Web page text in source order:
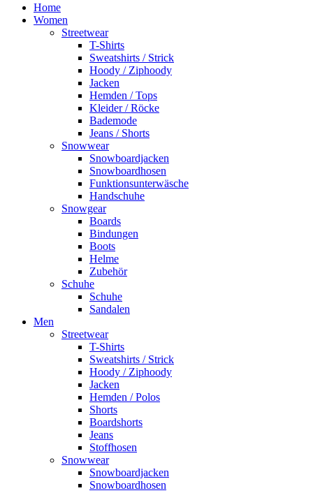
Home
Women
Streetwear
T-Shirts
Sweatshirts / Strick
Hoody / Ziphoody
Jacken
Hemden / Tops
Kleider / Röcke
Bademode
Jeans / Shorts
Snowwear
Snowboardjacken
Snowboardhosen
Funktionsunterwäsche
Handschuhe
Snowgear
Boards
Bindungen
Boots
Helme
Zubehör
Schuhe
Schuhe
Sandalen
Men
Streetwear
T-Shirts
Sweatshirts / Strick
Hoody / Ziphoody
Jacken
Hemden / Polos
Shorts
Boardshorts
Jeans
Stoffhosen
Snowwear
Snowboardjacken
Snowboardhosen